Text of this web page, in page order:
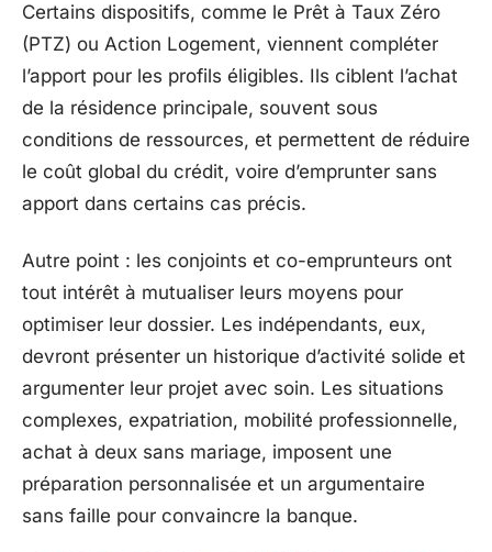
Certains dispositifs, comme le Prêt à Taux Zéro
(PTZ) ou Action Logement, viennent compléter
l’apport pour les profils éligibles. Ils ciblent l’achat
de la résidence principale, souvent sous
conditions de ressources, et permettent de réduire
le coût global du crédit, voire d’emprunter sans
apport dans certains cas précis.
Autre point : les conjoints et co-emprunteurs ont
tout intérêt à mutualiser leurs moyens pour
optimiser leur dossier. Les indépendants, eux,
devront présenter un historique d’activité solide et
argumenter leur projet avec soin. Les situations
complexes, expatriation, mobilité professionnelle,
achat à deux sans mariage, imposent une
préparation personnalisée et un argumentaire
sans faille pour convaincre la banque.